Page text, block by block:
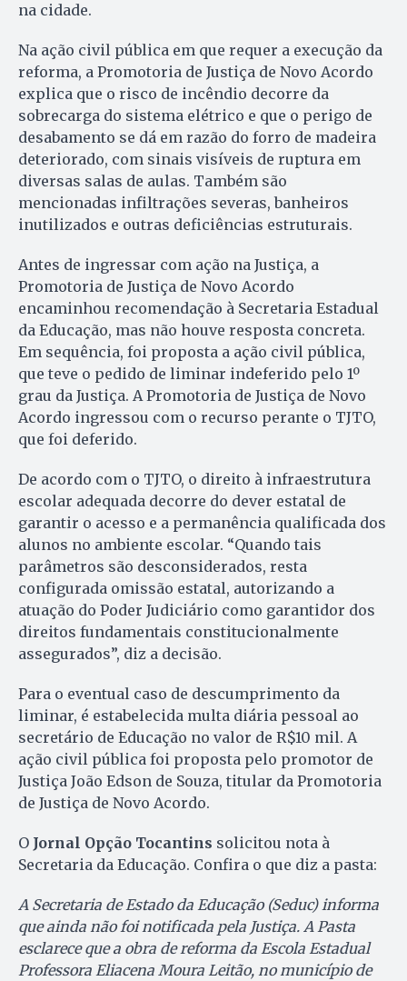
na cidade.
Na ação civil pública em que requer a execução da
reforma, a Promotoria de Justiça de Novo Acordo
explica que o risco de incêndio decorre da
sobrecarga do sistema elétrico e que o perigo de
desabamento se dá em razão do forro de madeira
deteriorado, com sinais visíveis de ruptura em
diversas salas de aulas. Também são
mencionadas infiltrações severas, banheiros
inutilizados e outras deficiências estruturais.
Antes de ingressar com ação na Justiça, a
Promotoria de Justiça de Novo Acordo
encaminhou recomendação à Secretaria Estadual
da Educação, mas não houve resposta concreta.
Em sequência, foi proposta a ação civil pública,
que teve o pedido de liminar indeferido pelo 1º
grau da Justiça. A Promotoria de Justiça de Novo
Acordo ingressou com o recurso perante o TJTO,
que foi deferido.
De acordo com o TJTO, o direito à infraestrutura
escolar adequada decorre do dever estatal de
garantir o acesso e a permanência qualificada dos
alunos no ambiente escolar. “Quando tais
parâmetros são desconsiderados, resta
configurada omissão estatal, autorizando a
atuação do Poder Judiciário como garantidor dos
direitos fundamentais constitucionalmente
assegurados”, diz a decisão.
Para o eventual caso de descumprimento da
liminar, é estabelecida multa diária pessoal ao
secretário de Educação no valor de R$10 mil. A
ação civil pública foi proposta pelo promotor de
Justiça João Edson de Souza, titular da Promotoria
de Justiça de Novo Acordo.
O Jornal Opção Tocantins solicitou nota à
Secretaria da Educação. Confira o que diz a pasta:
A Secretaria de Estado da Educação (Seduc) informa
que ainda não foi notificada pela Justiça. A Pasta
esclarece que a obra de reforma da Escola Estadual
Professora Eliacena Moura Leitão, no município de